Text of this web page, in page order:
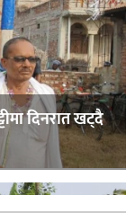
दिनरात खट्दै